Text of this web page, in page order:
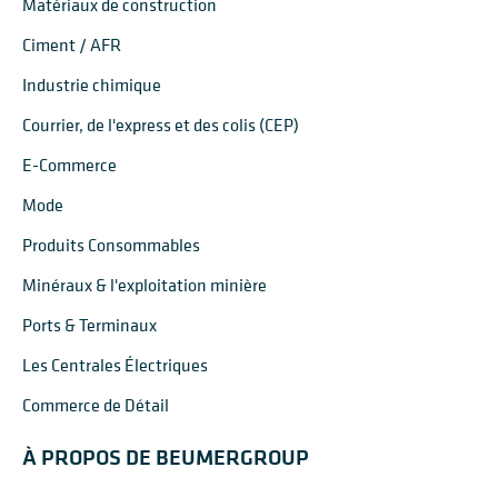
Ciment / AFR
Industrie chimique
Courrier, de l'express et des colis (CEP)
E-Commerce
Mode
Produits Consommables
Minéraux & l'exploitation minière
Ports & Terminaux
Les Centrales Électriques
Commerce de Détail
À PROPOS DE BEUMERGROUP